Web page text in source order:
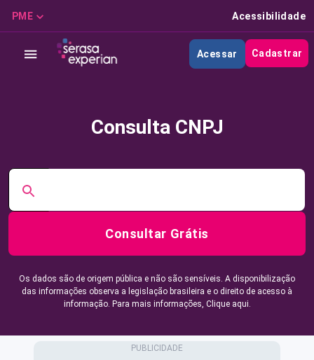
PME Acessibilidade
Acessar Cadastrar
Consulta CNPJ
Consultar Grátis
Os dados são de origem pública e não são sensíveis. A disponibilização
das informações observa a legislação brasileira e o direito de acesso à
informação. Para mais informações, Clique aqui.